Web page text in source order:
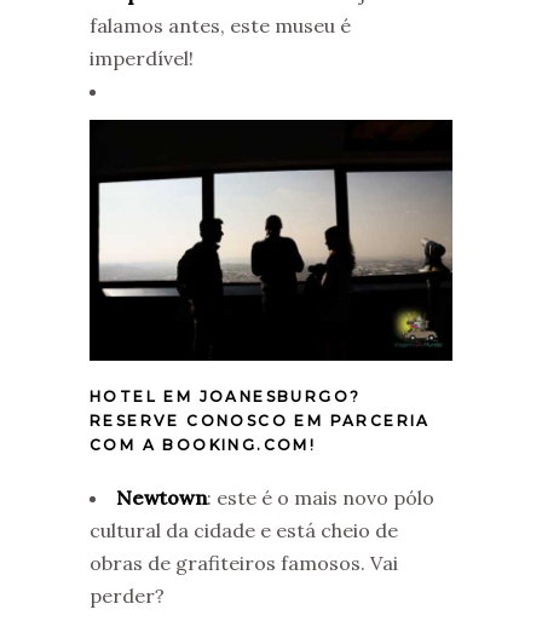
falamos antes, este museu é
imperdível!
HOTEL EM JOANESBURGO?
RESERVE CONOSCO EM PARCERIA
COM A BOOKING.COM!
Newtown: este é o mais novo pólo
cultural da cidade e está cheio de
obras de grafiteiros famosos. Vai
perder?